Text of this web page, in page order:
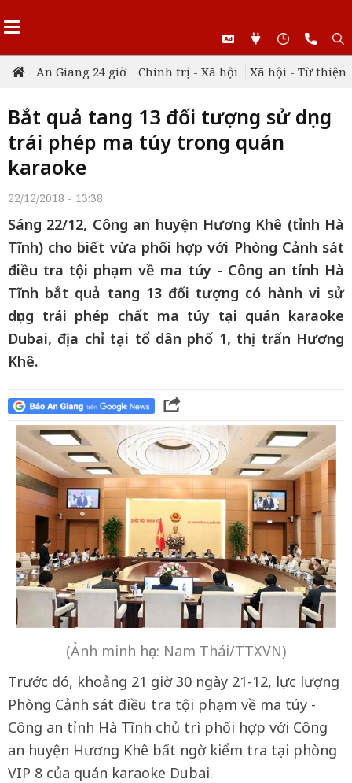
An Giang 24 giờ Chính trị - Xã hội Xã hội - Từ thiện
Bắt quả tang 13 đối tượng sử dụng
trái phép ma túy trong quán
karaoke
22/12/2018 - 13:38
Sáng 22/12, Công an huyện Hương Khê (tỉnh Hà
Tĩnh) cho biết vừa phối hợp với Phòng Cảnh sát
điều tra tội phạm về ma túy - Công an tỉnh Hà
Tĩnh bắt quả tang 13 đối tượng có hành vi sử
dụng trái phép chất ma túy tại quán karaoke
Dubai, địa chỉ tại tổ dân phố 1, thị trấn Hương
Khê.
(Ảnh minh họa: Nam Thái/TTXVN)
Trước đó, khoảng 21 giờ 30 ngày 21-12, lực lượng
Phòng Cảnh sát điều tra tội phạm về ma túy -
Công an tỉnh Hà Tĩnh chủ trì phối hợp với Công
an huyện Hương Khê bất ngờ kiểm tra tại phòng
VIP 8 của quán karaoke Dubai.